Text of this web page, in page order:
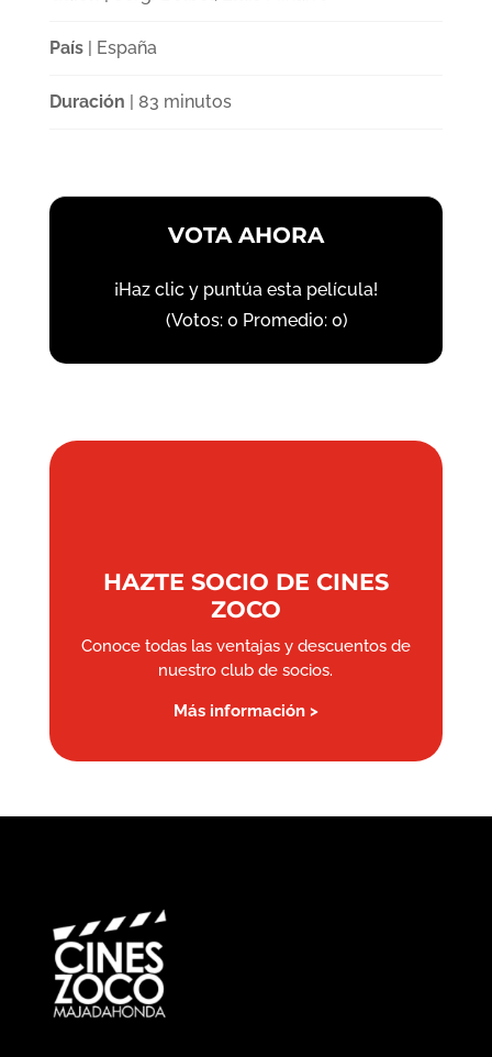
País| España
Duración | 83 minutos
VOTA AHORA
¡Haz clic y puntúa esta película!
(Votos: 0 Promedio: 0)
HAZTE SOCIO DE CINES
ZOCO
Conoce todas las ventajas y descuentos de
nuestro club de socios.
Más información >